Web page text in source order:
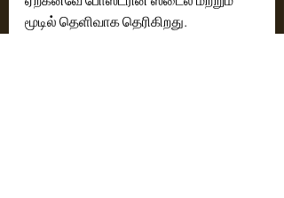
மூடில் தெளிவாக தெரிகிறது.